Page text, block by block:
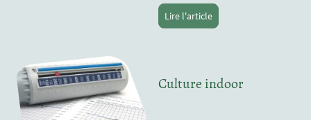
Lire l'article
Culture indoor